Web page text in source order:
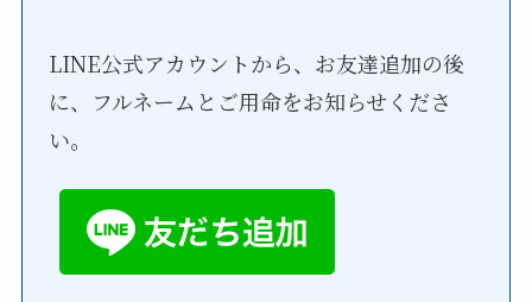
LINE公式アカウントから、お友達追加の後
に、フルネームとご用命をお知らせくださ
い。